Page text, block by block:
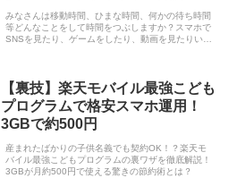
みなさんは移動時間、ひまな時間、何かの待ち時間
等どんなことをして時間をつぶしますか？スマホで
SNSを見たり、ゲームをしたり、動画を見たりいろ
【裏技】楽天モバイル最強こども
プログラムで格安スマホ運用！
3GBで約500円
産まれたばかりの子供名義でも契約OK！？楽天モ
バイル最強こどもプログラムの裏ワザを徹底解説！
3GBが月約500円で使える驚きの節約術とは？